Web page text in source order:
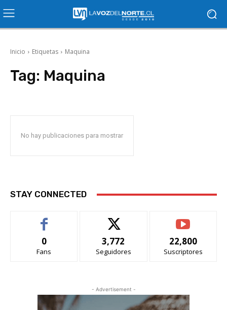
Inicio Etiquetas Maquina
Tag: Maquina
No hay publicaciones para mostrar
STAY CONNECTED
0
Fans
3,772
Seguidores
22,800
Suscriptores
- Advertisement -